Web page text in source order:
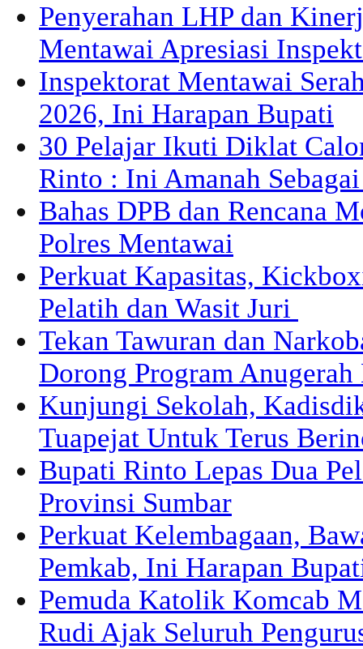
Penyerahan LHP dan
Mentawai Apresiasi
Inspektorat Mentawai
2026, Ini Harapan Bupati
30 Pelajar Ikuti Diklat
Rinto : Ini Amanah
Bahas DPB dan Rencana
Polres Mentawai
Perkuat Kapasitas,
Pelatih dan Wasit Juri
Tekan Tawuran dan
Dorong Program
Kunjungi Sekolah,
Tuapejat Untuk Terus
Bupati Rinto Lepas Dua
Provinsi Sumbar
Perkuat Kelembagaan,
Pemkab, Ini Harapan
Pemuda Katolik Komcab
Rudi Ajak Seluruh